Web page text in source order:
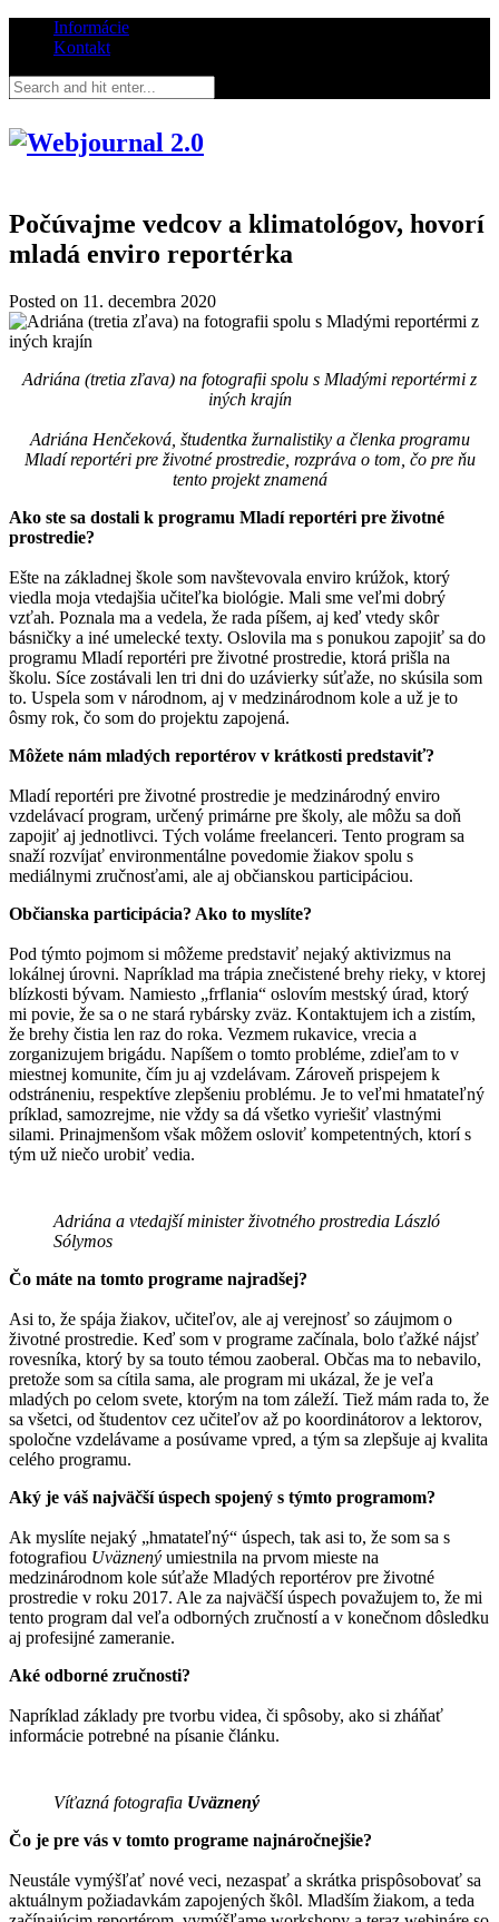
Informácie
Kontakt
Počúvajme vedcov a klimatológov, hovorí
mladá enviro reportérka
Posted on 11. decembra 2020
Adriána (tretia zľava) na fotografii spolu s Mladými reportérmi z
iných krajín
Adriána Henčeková, študentka žurnalistiky a členka programu
Mladí reportéri pre životné prostredie, rozpráva o tom, čo pre ňu
tento projekt znamená
Ako ste sa dostali k programu Mladí reportéri pre životné
prostredie?
Ešte na základnej škole som navštevovala enviro krúžok, ktorý
viedla moja vtedajšia učiteľka biológie. Mali sme veľmi dobrý
vzťah. Poznala ma a vedela, že rada píšem, aj keď vtedy skôr
básničky a iné umelecké texty. Oslovila ma s ponukou zapojiť sa do
programu Mladí reportéri pre životné prostredie, ktorá prišla na
školu. Síce zostávali len tri dni do uzávierky súťaže, no skúsila som
to. Uspela som v národnom, aj v medzinárodnom kole a už je to
ôsmy rok, čo som do projektu zapojená.
Môžete nám mladých reportérov v krátkosti predstaviť?
Mladí reportéri pre životné prostredie je medzinárodný enviro
vzdelávací program, určený primárne pre školy, ale môžu sa doň
zapojiť aj jednotlivci. Tých voláme freelanceri. Tento program sa
snaží rozvíjať environmentálne povedomie žiakov spolu s
mediálnymi zručnosťami, ale aj občianskou participáciou.
Občianska participácia? Ako to myslíte?
Pod týmto pojmom si môžeme predstaviť nejaký aktivizmus na
lokálnej úrovni. Napríklad ma trápia znečistené brehy rieky, v ktorej
blízkosti bývam. Namiesto „frflania“ oslovím mestský úrad, ktorý
mi povie, že sa o ne stará rybársky zväz. Kontaktujem ich a zistím,
že brehy čistia len raz do roka. Vezmem rukavice, vrecia a
zorganizujem brigádu. Napíšem o tomto probléme, zdieľam to v
miestnej komunite, čím ju aj vzdelávam. Zároveň prispejem k
odstráneniu, respektíve zlepšeniu problému. Je to veľmi hmatateľný
príklad, samozrejme, nie vždy sa dá všetko vyriešiť vlastnými
silami. Prinajmenšom však môžem osloviť kompetentných, ktorí s
tým už niečo urobiť vedia.
Adriána a vtedajší minister životného prostredia László
Sólymos
Čo máte na tomto programe najradšej?
Asi to, že spája žiakov, učiteľov, ale aj verejnosť so záujmom o
životné prostredie. Keď som v programe začínala, bolo ťažké nájsť
rovesníka, ktorý by sa touto témou zaoberal. Občas ma to nebavilo,
pretože som sa cítila sama, ale program mi ukázal, že je veľa
mladých po celom svete, ktorým na tom záleží. Tiež mám rada to, že
sa všetci, od študentov cez učiteľov až po koordinátorov a lektorov,
spoločne vzdelávame a posúvame vpred, a tým sa zlepšuje aj kvalita
celého programu.
Aký je váš najväčší úspech spojený s týmto programom?
Ak myslíte nejaký „hmatateľný“ úspech, tak asi to, že som sa s
fotografiou Uväznený umiestnila na prvom mieste na
medzinárodnom kole súťaže Mladých reportérov pre životné
prostredie v roku 2017. Ale za najväčší úspech považujem to, že mi
tento program dal veľa odborných zručností a v konečnom dôsledku
aj profesijné zameranie.
Aké odborné zručnosti?
Napríklad základy pre tvorbu videa, či spôsoby, ako si zháňať
informácie potrebné na písanie článku.
Víťazná fotografia Uväznený
Čo je pre vás v tomto programe najnáročnejšie?
Neustále vymýšľať nové veci, nezaspať a skrátka prispôsobovať sa
aktuálnym požiadavkám zapojených škôl. Mladším žiakom, a teda